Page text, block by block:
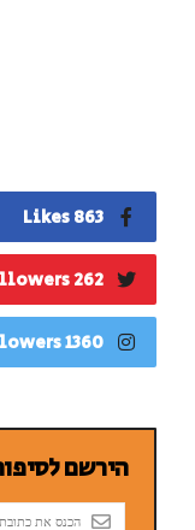
863 Likes
262 Followers
1360 Followers